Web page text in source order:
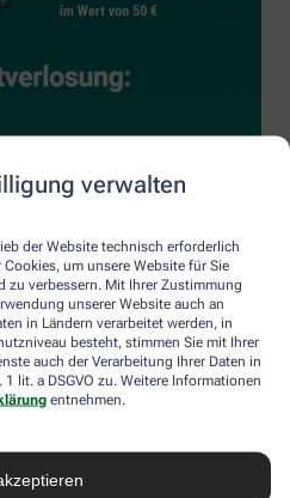
verwalten
der Website technisch erforderlich
um unsere Website für Sie
verbessern. Mit Ihrer Zustimmung
unserer Website auch an
in Ländern verarbeitet werden, in
besteht, stimmen Sie mit Ihrer
auch der Verarbeitung Ihrer Daten in
lit. a DSGVO zu. Weitere Informationen
entnehmen.